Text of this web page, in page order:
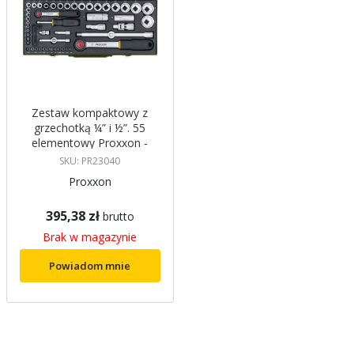
Zestaw kompaktowy z
grzechotką ¼” i ½”. 55
elementowy Proxxon -
PR23040
SKU: PR23040
Proxxon
395,38 zł brutto
Brak w magazynie
Powiadom mnie